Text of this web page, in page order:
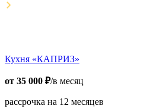
Кухня «КАПРИЗ»
от 35 000 ₽/в месяц
рассрочка на 12 месяцев